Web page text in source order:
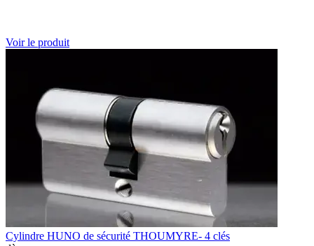
Voir le produit
Cylindre HUNO de sécurité THOUMYRE- 4 clés